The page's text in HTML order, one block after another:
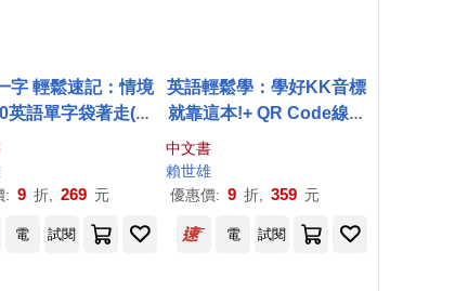
字 輕鬆速記：情境
英語單字袋著走(口
書，附防水書套)
: 9 折, 269 元
英語輕鬆學：學好KK音標
就靠這本!+ QR Code線上
中文書
賴世雄
優惠價: 9 折, 359 元
電 試閱 電 試閱